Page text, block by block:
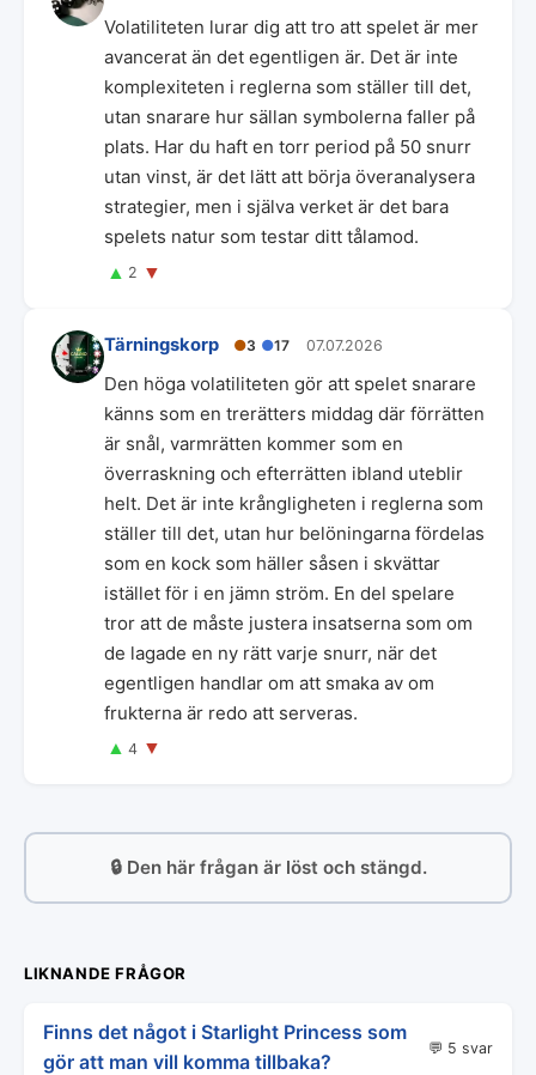
Volatiliteten lurar dig att tro att spelet är mer
avancerat än det egentligen är. Det är inte
komplexiteten i reglerna som ställer till det,
utan snarare hur sällan symbolerna faller på
plats. Har du haft en torr period på 50 snurr
utan vinst, är det lätt att börja överanalysera
strategier, men i själva verket är det bara
spelets natur som testar ditt tålamod.
▲ 2 ▼
Tärningskorp ●3 ●17 07.07.2026
Den höga volatiliteten gör att spelet snarare
känns som en trerätters middag där förrätten
är snål, varmrätten kommer som en
överraskning och efterrätten ibland uteblir
helt. Det är inte krångligheten i reglerna som
ställer till det, utan hur belöningarna fördelas
som en kock som häller såsen i skvättar
istället för i en jämn ström. En del spelare
tror att de måste justera insatserna som om
de lagade en ny rätt varje snurr, när det
egentligen handlar om att smaka av om
frukterna är redo att serveras.
▲ 4 ▼
🔒 Den här frågan är löst och stängd.
LIKNANDE FRÅGOR
Finns det något i Starlight Princess som
gör att man vill komma tillbaka?
💬 5 svar